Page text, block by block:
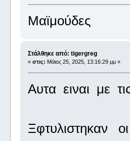
Μαϊμούδες
Στάλθηκε από: tigergreg
« στις: Μάιος 25, 2025, 13:16:29 μμ »
Αυτα ειναι με
Ξφτυλιστηκαν